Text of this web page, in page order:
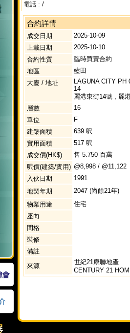
電話 : /
合約詳情
成交日期
2025-10-09
上載日期
2025-10-10
合約性質
臨時買賣合約
地區
藍田
大廈 / 地址
LAGUNA CITY
14
麗港東街14號 , 麗
層數
16
單位
F
建築面積
639 呎
實用面積
517 呎
成交價(HK$)
售 5.750 百萬
呎價(建築/實用) @8,998 / @11,122
入伙日期
1991
地契年期
2047 (尚餘21年)
物業用途
住宅
座向
間格
裝修
備註
來源
世紀21康聯地產
CENTURY 21